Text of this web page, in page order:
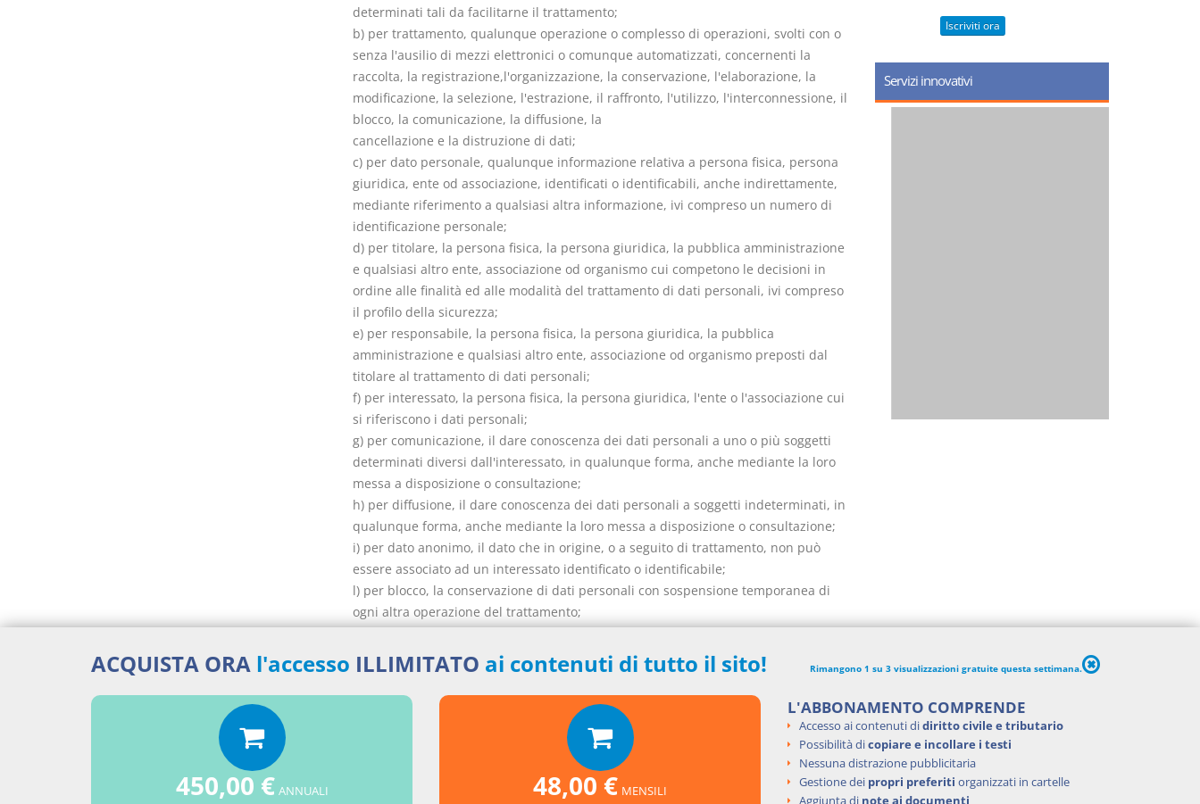
determinati tali da facilitarne il trattamento;
b) per trattamento, qualunque operazione o complesso di operazioni, svolti con o
senza l'ausilio di mezzi elettronici o comunque automatizzati, concernenti la
raccolta, la registrazione,l'organizzazione, la conservazione, l'elaborazione, la
modificazione, la selezione, l'estrazione, il raffronto, l'utilizzo, l'interconnessione, il
blocco, la comunicazione, la diffusione, la
cancellazione e la distruzione di dati;
c) per dato personale, qualunque informazione relativa a persona fisica, persona
giuridica, ente od associazione, identificati o identificabili, anche indirettamente,
mediante riferimento a qualsiasi altra informazione, ivi compreso un numero di
identificazione personale;
d) per titolare, la persona fisica, la persona giuridica, la pubblica amministrazione
e qualsiasi altro ente, associazione od organismo cui competono le decisioni in
ordine alle finalità ed alle modalità del trattamento di dati personali, ivi compreso
il profilo della sicurezza;
e) per responsabile, la persona fisica, la persona giuridica, la pubblica
amministrazione e qualsiasi altro ente, associazione od organismo preposti dal
titolare al trattamento di dati personali;
f) per interessato, la persona fisica, la persona giuridica, l'ente o l'associazione cui
si riferiscono i dati personali;
g) per comunicazione, il dare conoscenza dei dati personali a uno o più soggetti
determinati diversi dall'interessato, in qualunque forma, anche mediante la loro
messa a disposizione o consultazione;
h) per diffusione, il dare conoscenza dei dati personali a soggetti indeterminati, in
qualunque forma, anche mediante la loro messa a disposizione o consultazione;
i) per dato anonimo, il dato che in origine, o a seguito di trattamento, non può
essere associato ad un interessato identificato o identificabile;
l) per blocco, la conservazione di dati personali con sospensione temporanea di
ogni altra operazione del trattamento;
m) per Garante, l'autorità istituita ai sensi dell'articolo 30.
Iscriviti ora
Servizi innovativi
ACQUISTA ORA l'accesso ILLIMITATO ai contenuti di tutto il sito! Rimangono 1 su 3 visualizzazioni gratuite questa settimana.
450,00 € ANNUALI 48,00 € MENSILI
L'ABBONAMENTO COMPRENDE
Accesso ai contenuti didiritto civile e tributario
Possibilità dicopiare e incollare i testi
Nessuna distrazione pubblicitaria
Gestione dei propri preferiti organizzati in cartelle
Aggiunta di note ai documenti